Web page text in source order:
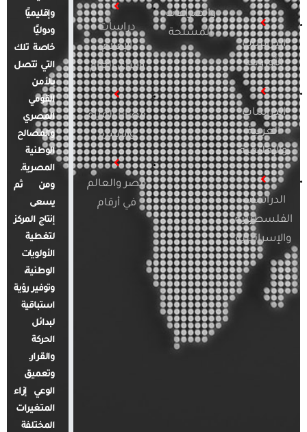
الدراسات
الأوروبية
الدراسات
العربية
والإقليمية
الدراسات
الفلسطينية
والإسرائيلية
والصراعات
المسلحة
دراسات
الإعلام
والرأي العام
قضايا المرأة
والأسرة
مصر والعالم
في أرقام
وإقليميًا
ودوليًا
خاصة تلك
التي تتصل
بالأمن
القومي
المصري
والمصالح
الوطنية
المصرية.
ومن ثم
يسعى
إنتاج المركز
لتغطية
الأولويات
الوطنية،
وتوفير رؤية
استباقية
لبدائل
الحركة
والقرار.
وتعميق
الوعي إزاء
المتغيرات
المختلفة